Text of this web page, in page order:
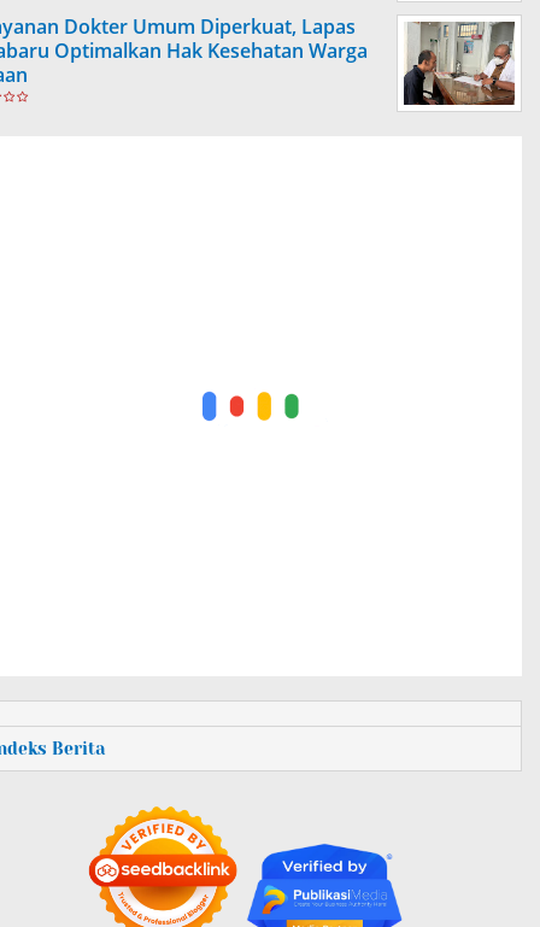
Dokter Umum Diperkuat, Lapas
Optimalkan Hak Kesehatan Warga
Berita